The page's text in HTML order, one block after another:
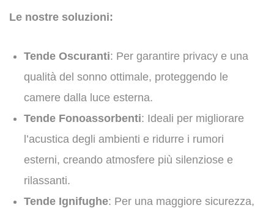
Le nostre soluzioni:
Tende Oscuranti: Per garantire privacy e una
qualità del sonno ottimale, proteggendo le
camere dalla luce esterna.
Tende Fonoassorbenti: Ideali per migliorare
l’acustica degli ambienti e ridurre i rumori
esterni, creando atmosfere più silenziose e
rilassanti.
Tende Ignifughe: Per una maggiore sicurezza,